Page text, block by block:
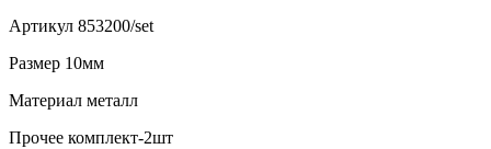
Артикул 853200/set
Размер 10мм
Материал металл
Прочее комплект-2шт